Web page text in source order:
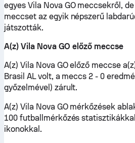
egyes Vila Nova GO meccsekről,
meccset az egyik népszerű
játszották.
A(z) Vila Nova GO előző meccse
A(z) Vila Nova GO előző meccse
Brasil AL volt, a meccs 2 - 0
győzelmével) zárult.
A(z) Vila Nova GO mérkőzések
100 futballmérkőzés
ikonokkal.